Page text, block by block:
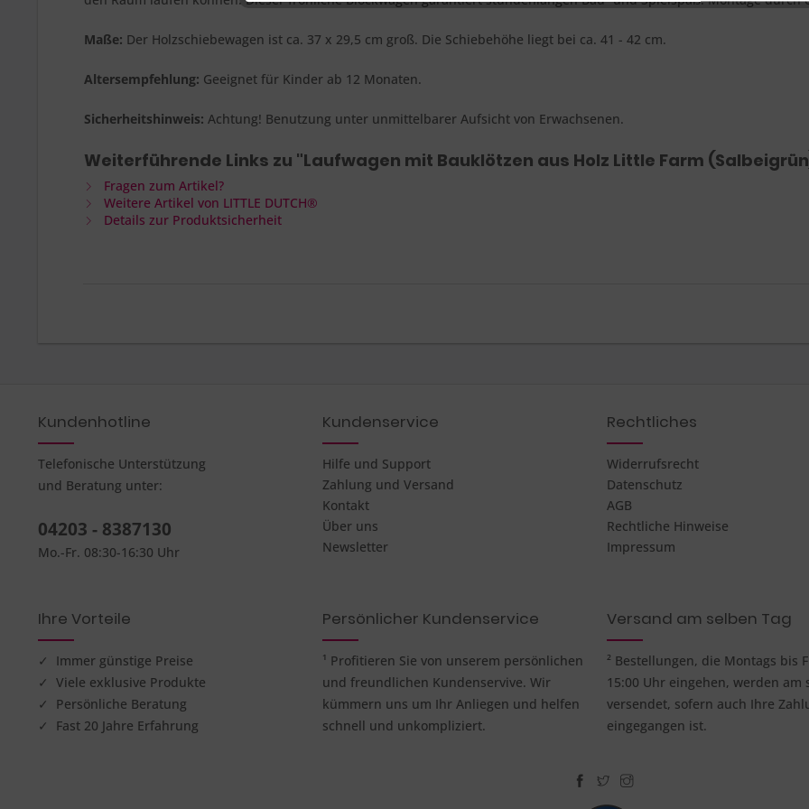
Maße: Der Holzschiebewagen ist ca. 37 x 29,5 cm groß. Die Schiebehöhe liegt bei ca. 41 - 42 cm.
Altersempfehlung: Geeignet für Kinder ab 12 Monaten.
Sicherheitshinweis: Achtung! Benutzung unter unmittelbarer Aufsicht von Erwachsenen.
Weiterführende Links zu "Laufwagen mit Bauklötzen aus Holz Little Farm
Fragen zum Artikel?
Weitere Artikel von LITTLE DUTCH®
Details zur Produktsicherheit
Kundenhotline
Telefonische Unterstützung
und Beratung unter:
04203 - 8387130
Mo.-Fr. 08:30-16:30 Uhr
Kundenservice
Hilfe und Support
Zahlung und Versand
Kontakt
Über uns
Newsletter
Rechtliches
Widerrufsrecht
Datenschutz
AGB
Rechtliche Hinweise
Impressum
Ihre Vorteile
✓ Immer günstige Preise
✓ Viele exklusive Produkte
✓ Persönliche Beratung
✓ Fast 20 Jahre Erfahrung
Persönlicher Kundenservice
¹ Profitieren Sie von unserem persönlichen
und freundlichen Kundenservive. Wir
kümmern uns um Ihr Anliegen und helfen
schnell und unkompliziert.
Versand am selben Tag
² Bestellungen, die Montags bis
15:00 Uhr eingehen, werden am
versendet, sofern auch Ihre
eingegangen ist.